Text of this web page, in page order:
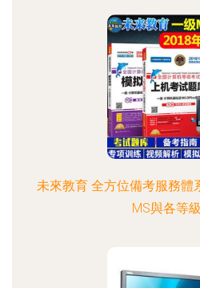
未來教育 全方位備考服務體
MS與各等